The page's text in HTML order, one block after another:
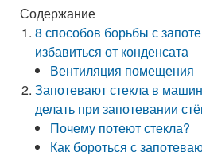
Содержание
8 способов борьбы с
избавиться от конденсата
Вентиляция помещения
Запотевают стекла в
делать при запотевании
Почему потеют стекла?
Как бороться с